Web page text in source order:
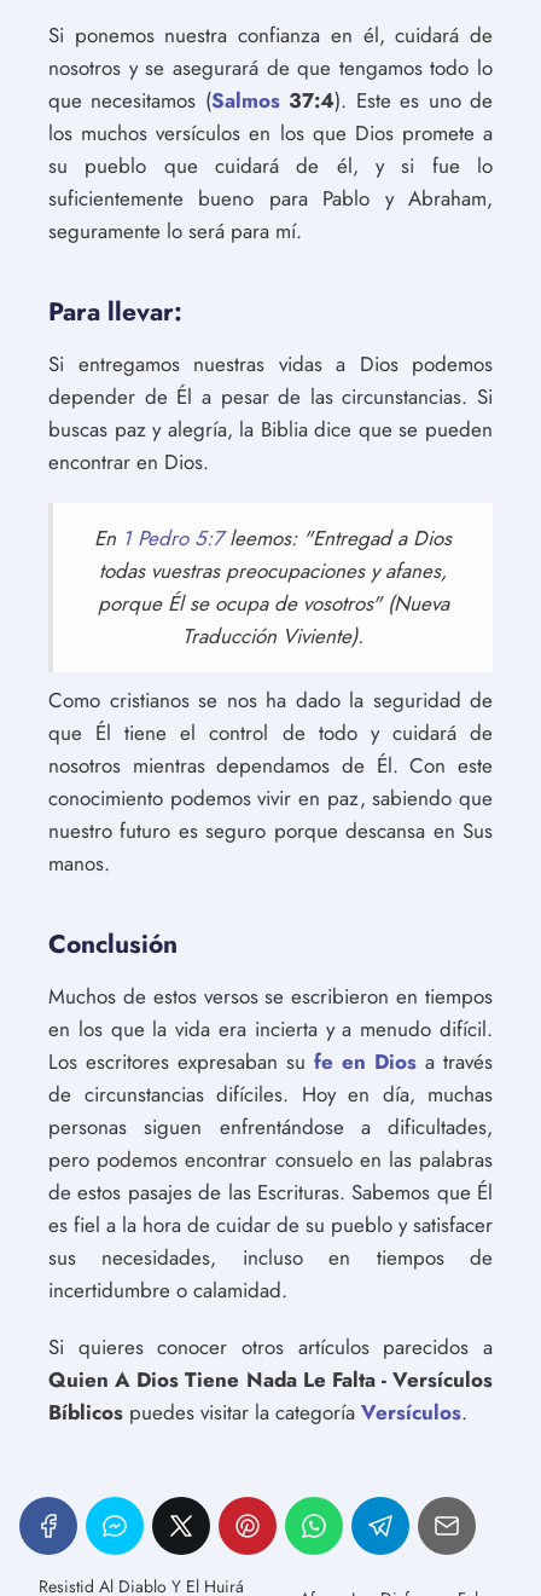
Si ponemos nuestra confianza en él, cuidará de
nosotros y se asegurará de que tengamos todo lo
que necesitamos (Salmos37:4). Este es uno de
los muchos versículos en los que Dios promete a
su pueblo que cuidará de él, y si fue lo
suficientemente bueno para Pablo y Abraham,
seguramente lo será para mí.
Para llevar:
Si entregamos nuestras vidas a Dios podemos
depender de Él a pesar de las circunstancias. Si
buscas paz y alegría, la Biblia dice que se pueden
encontrar en Dios.
En 1 Pedro 5:7leemos: "Entregad a Dios
todas vuestras preocupaciones y afanes,
porque Él se ocupa de vosotros" (Nueva
Traducción Viviente).
Como cristianos se nos ha dado la seguridad de
que Él tiene el control de todo y cuidará de
nosotros mientras dependamos de Él. Con este
conocimiento podemos vivir en paz, sabiendo que
nuestro futuro es seguro porque descansa en Sus
manos.
Conclusión
Muchos de estos versos se escribieron en tiempos
en los que la vida era incierta y a menudo difícil.
Los escritores expresaban su fe en Dios a través
de circunstancias difíciles. Hoy en día, muchas
personas siguen enfrentándose a dificultades,
pero podemos encontrar consuelo en las palabras
de estos pasajes de las Escrituras. Sabemos que Él
es fiel a la hora de cuidar de su pueblo y satisfacer
sus necesidades, incluso en tiempos de
incertidumbre o calamidad.
Si quieres conocer otros artículos parecidos a
Quien A Dios Tiene Nada Le Falta - Versículos
Bíblicos puedes visitar la categoría Versículos.
Resistid Al Diablo Y El Huirá